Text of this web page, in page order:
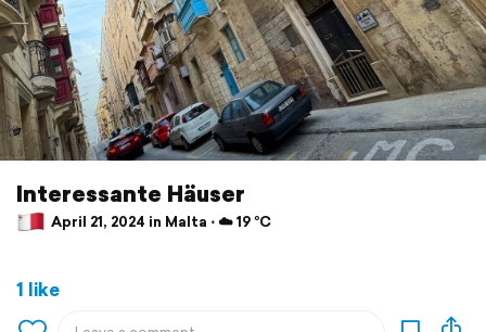
Interessante Häuser
April 21, 2024 in Malta ⋅ ☁️ 19 °C
1 like